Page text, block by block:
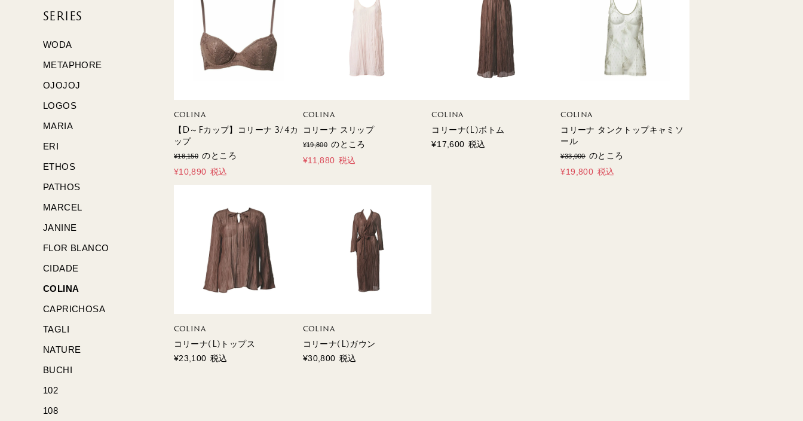
SERIES
WODA
METAPHORE
OJOJOJ
LOGOS
MARIA
ERI
ETHOS
PATHOS
MARCEL
JANINE
FLOR BLANCO
CIDADE
COLINA
CAPRICHOSA
TAGLI
NATURE
BUCHI
102
108
COLINA
【D～Fカップ】コリーナ 3/4カ
ップ
¥18,150 のところ
¥10,890 税込
COLINA
コリーナ スリップ
¥19,800 のところ
¥11,880 税込
COLINA
コリーナ(L)ボトム
¥17,600 税込
COLINA
コリーナ タンクトップキャミソ
ール
¥33,000 のところ
¥19,800 税込
COLINA
コリーナ(L)トップス
¥23,100 税込
COLINA
コリーナ(L)ガウン
¥30,800 税込